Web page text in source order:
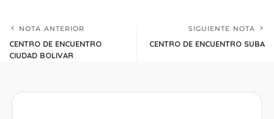
NOTA ANTERIOR
CENTRO DE ENCUENTRO
CIUDAD BOLIVAR
SIGUIENTE NOTA
CENTRO DE ENCUENTRO SUBA